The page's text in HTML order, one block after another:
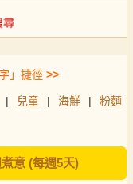
」捷徑 >>
| 兒童 | 海鮮 |
粉麵
意 (每週5天)